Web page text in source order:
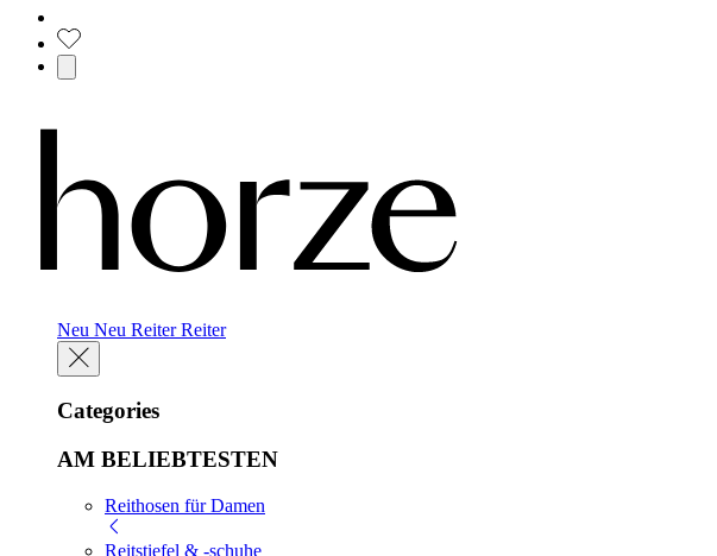
Neu Neu Reiter Reiter
Categories
AM BELIEBTESTEN
Reithosen für Damen
Reitstiefel & -schuhe